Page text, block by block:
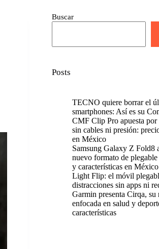
Buscar
Posts
TECNO quiere borrar el
smartphones: Así es su
CMF Clip Pro apuesta por
sin cables ni presión:
en México
Samsung Galaxy Z Fold8
nuevo formato de
y características en México
Light Flip: el móvil
distracciones sin apps ni
Garmin presenta Cirqa, su
enfocada en salud y
características